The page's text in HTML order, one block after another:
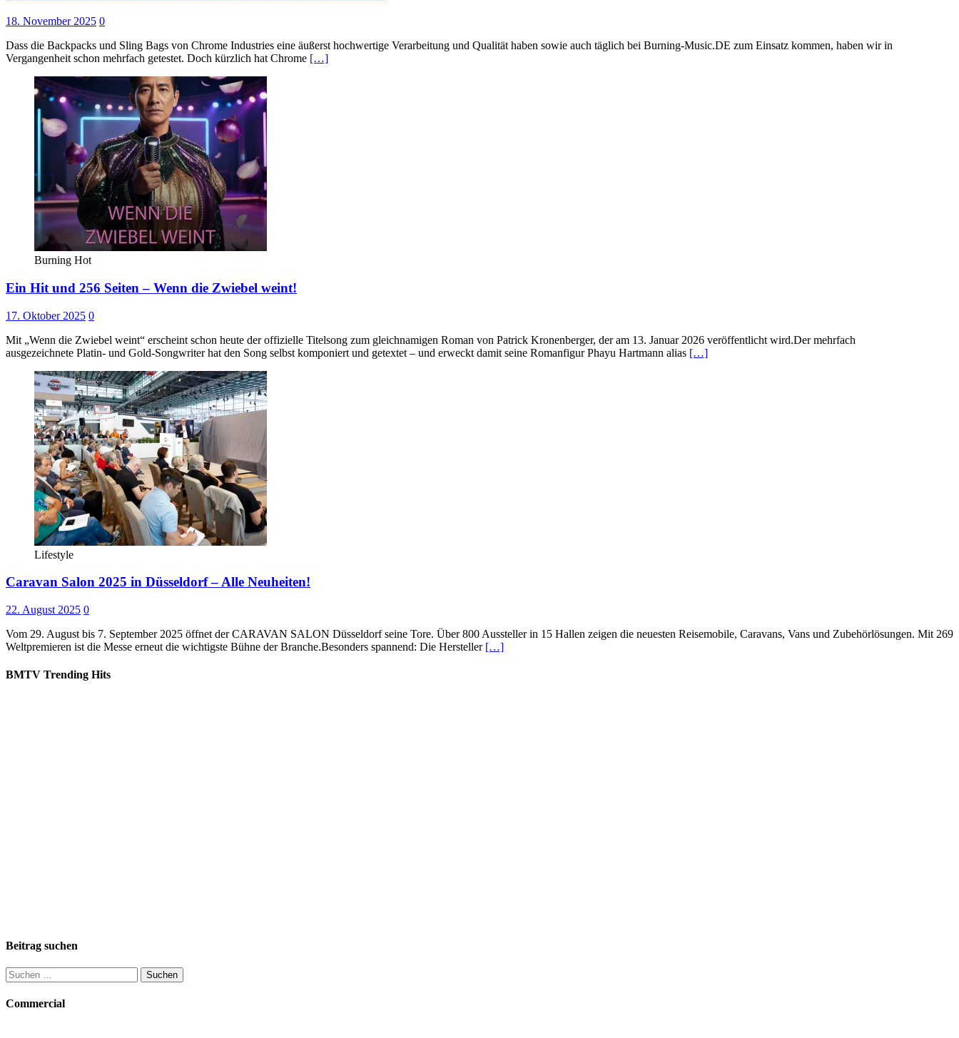
18. November 2025 0
Dass die Backpacks und Sling Bags von Chrome Industries eine äußerst hochwertige Verarbeitung und Qualität haben sowie auch täglich bei Burning-Music.DE zum Einsatz kommen, haben wir in
Vergangenheit schon mehrfach getestet. Doch kürzlich hat Chrome […]
Burning Hot
Ein Hit und 256 Seiten – Wenn die Zwiebel weint!
17. Oktober 2025 0
Mit „Wenn die Zwiebel weint“ erscheint schon heute der offizielle Titelsong zum gleichnamigen Roman von Patrick Kronenberger, der am 13. Januar 2026 veröffentlicht wird.Der mehrfach
ausgezeichnete Platin- und Gold-Songwriter hat den Song selbst komponiert und getextet – und erweckt damit seine Romanfigur Phayu Hartmann alias […]
Lifestyle
Caravan Salon 2025 in Düsseldorf – Alle Neuheiten!
22. August 2025 0
Vom 29. August bis 7. September 2025 öffnet der CARAVAN SALON Düsseldorf seine Tore. Über 800 Aussteller in 15 Hallen zeigen die neuesten Reisemobile, Caravans, Vans und Zubehörlösungen. Mit 269
Weltpremieren ist die Messe erneut die wichtigste Bühne der Branche.Besonders spannend: Die Hersteller […]
BMTV Trending Hits
Beitrag suchen
Suchen
nach:
Commercial